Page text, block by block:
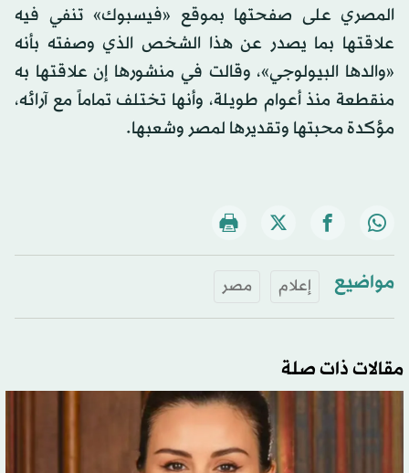
المصري على صفحتها بموقع «فيسبوك» تنفي فيه
علاقتها بما يصدر عن هذا الشخص الذي وصفته بأنه
«والدها البيولوجي»، وقالت في منشورها إن علاقتها به
منقطعة منذ أعوام طويلة، وأنها تختلف تماماً مع آرائه،
مؤكدة محبتها وتقديرها لمصر وشعبها.
مواضيع إعلام مصر
مقالات ذات صلة